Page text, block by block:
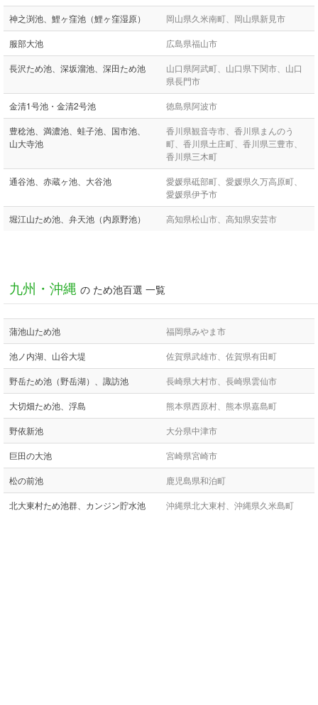
神之渕池、鯉ヶ窪池（鯉ヶ窪湿原） 岡山県久米南町、岡山県新見市
服部大池 広島県福山市
長沢ため池、深坂溜池、深田ため池
山口県阿武町、山口県下関市、山口
県長門市
金清1号池・金清2号池 徳島県阿波市
豊稔池、満濃池、蛙子池、国市池、
山大寺池
香川県観音寺市、香川県まんのう
町、香川県土庄町、香川県三豊市、
香川県三木町
通谷池、赤蔵ヶ池、大谷池
愛媛県砥部町、愛媛県久万高原町、
愛媛県伊予市
堀江山ため池、弁天池（内原野池） 高知県松山市、高知県安芸市
九州・沖縄 の ため池百選 一覧
蒲池山ため池 福岡県みやま市
池ノ内湖、山谷大堤 佐賀県武雄市、佐賀県有田町
野岳ため池（野岳湖）、諏訪池 長崎県大村市、長崎県雲仙市
大切畑ため池、浮島 熊本県西原村、熊本県嘉島町
野依新池 大分県中津市
巨田の大池 宮崎県宮崎市
松の前池 鹿児島県和泊町
北大東村ため池群、カンジン貯水池 沖縄県北大東村、沖縄県久米島町